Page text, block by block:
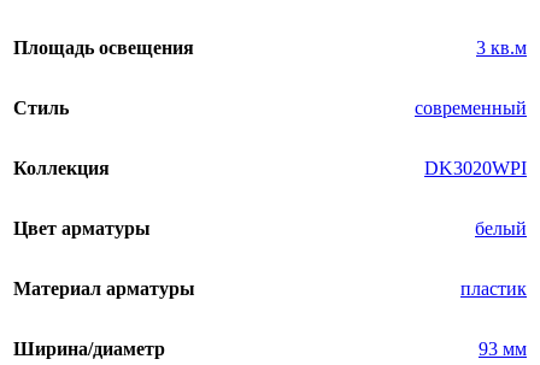
Площадь освещения 3 кв.м
Стиль современный
Коллекция DK3020WPI
Цвет арматуры белый
Материал арматуры пластик
Ширина/диаметр 93 мм